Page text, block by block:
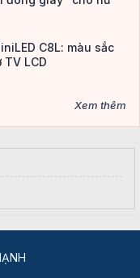
C8L: màu sắc
LCD
Xem thêm